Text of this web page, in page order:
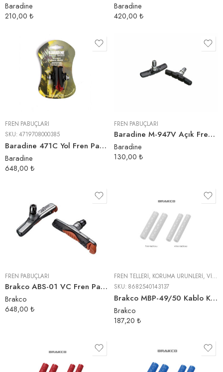
Baradine
210,00 ₺
Baradine
420,00 ₺
FREN PABUÇLARI
SKU:4719708000385
Baradine 471C Yol Fren Pabucu
Baradine
648,00 ₺
FREN PABUÇLARI
Baradine M-947V Açık Fren Pabucu
Baradine
130,00 ₺
FREN PABUÇLARI
Brakco ABS-01 VC Fren Pabucu
Brakco
648,00 ₺
FREN TELLERI, KORUMA ÜRÜNLERI, VITES TELLERI
SKU: 8682540143137
Brakco MBP-49/50 Kablo Koruma | Beyaz
Brakco
187,20 ₺